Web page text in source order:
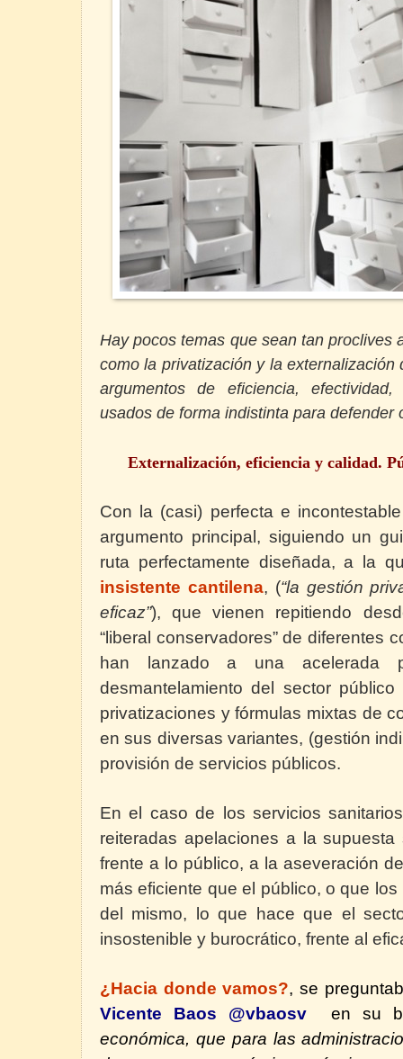
Hay pocos temas que sean tan proclives
como la privatización y la
argumentos de eficiencia,
usados de forma indistinta para defender
Externalización, eficiencia y calidad.
Con la (casi) perfecta e
argumento principal, siguiendo un
ruta perfectamente diseñada, a la
insistente cantilena, (“la gestión
eficaz”),que vienen repitiendo
“liberal conservadores” de diferentes
han lanzado a una acelerada
desmantelamiento del sector
privatizaciones y fórmulas mixtas de
en sus diversas variantes, (gestión
provisión de servicios públicos.
En el caso de los servicios
reiteradas apelaciones a la
frente a lo público, a la aseveración
más eficiente que el público, o que los
del mismo, lo que hace que el
insostenible y burocrático, frente al
¿Hacia donde vamos?, se
Vicente Baos
@vbaosv
en su
económica, que para las